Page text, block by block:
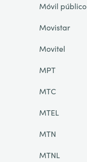
Móvil público
Movistar
Movitel
MPT
MTC
MTEL
MTN
MTNL